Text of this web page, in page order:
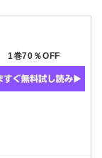
1巻70％OFF